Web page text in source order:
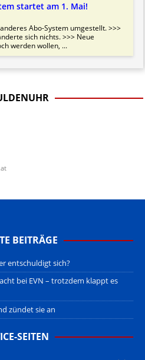
startet am 1. Mai!
Abo-System umgestellt. >>>
sich nichts. >>> Neue
werden wollen, ...
BEITRÄGE
entschuldigt sich?
bei EVN – trotzdem klappt es
zündet sie an
SEITEN